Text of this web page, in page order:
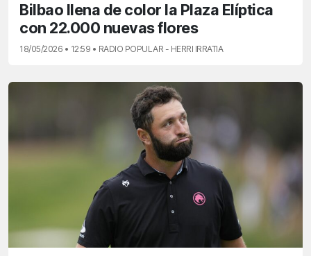
Bilbao llena de color la Plaza Elíptica
con 22.000 nuevas flores
18/05/2026 • 12:59 • RADIO POPULAR - HERRI IRRATIA